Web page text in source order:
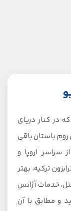
در کنار دریای
روم باستان باقی
سراسر اروپا و
ترکیه، بهتر
خدمات آژانس
و مطابق با آن